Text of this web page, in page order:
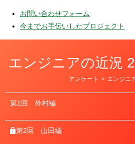
お問い合わせフォーム
今までお手伝いしたプロジェクト
エンジニアの近況
カ
ゴ
アンケート > エンジニ
第1回 外村編
第2回 山田編